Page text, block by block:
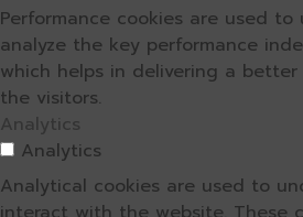
Performance cookies are used
analyze the key performance
which helps in delivering a
the visitors.
Analytics
Analytics
Analytical cookies are used to